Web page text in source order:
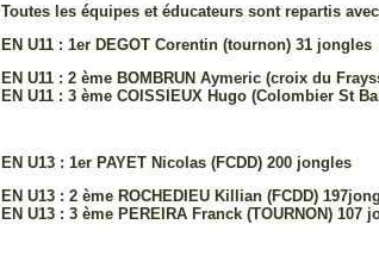
Toutes les équipes et éducateurs sont repartis
EN U11 : 1er DEGOT Corentin (tournon) 31 jongles
EN U11 : 2 ème BOMBRUN Aymeric (croix du
EN U11 : 3 ème COISSIEUX Hugo (Colombier St
EN U13 : 1er PAYET Nicolas (FCDD) 200 jongles
EN U13 : 2 ème ROCHEDIEU Killian (FCDD)
EN U13 : 3 ème PEREIRA Franck (TOURNON) 107